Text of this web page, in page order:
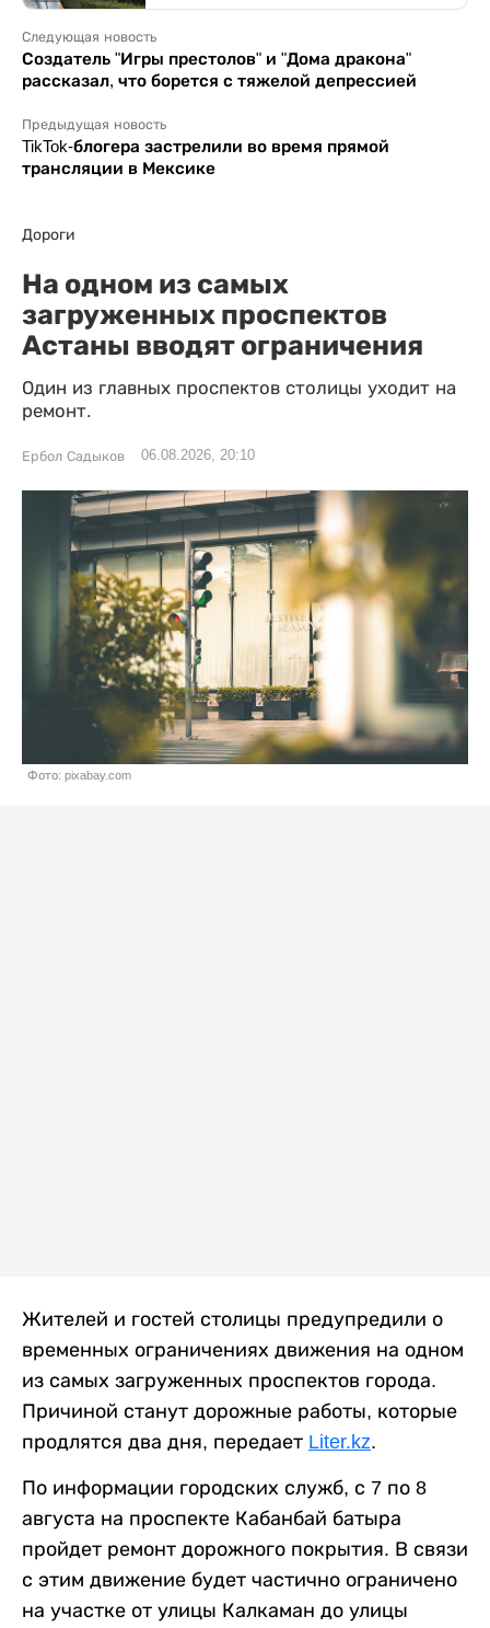
Следующая новость
Создатель "Игры престолов" и "Дома дракона"
рассказал, что борется с тяжелой депрессией
Предыдущая новость
TikTok-блогера застрелили во время прямой
трансляции в Мексике
Дороги
На одном из самых
загруженных проспектов
Астаны вводят ограничения
Один из главных проспектов столицы уходит на
ремонт.
Ербол Садыков 06.08.2026, 20:10
Фото: pixabay.com
Жителей и гостей столицы предупредили о
временных ограничениях движения на одном
из самых загруженных проспектов города.
Причиной станут дорожные работы, которые
продлятся два дня, передает Liter.kz.
По информации городских служб, с 7 по 8
августа на проспекте Кабанбай батыра
пройдет ремонт дорожного покрытия. В связи
с этим движение будет частично ограничено
на участке от улицы Калкаман до улицы